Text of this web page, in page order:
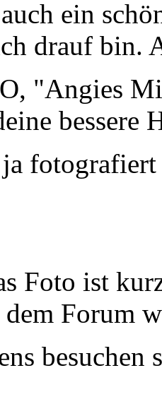
ein
drauf bin.
"Angies
bessere
ja
Foto ist
Forum